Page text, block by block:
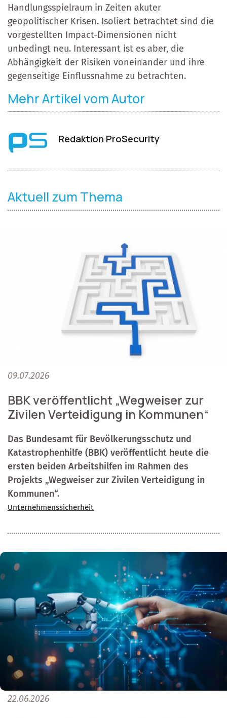
Handlungsspielraum in Zeiten akuter
geopolitischer Krisen. Isoliert betrachtet sind die
vorgestellten Impact-Dimensionen nicht
unbedingt neu. Interessant ist es aber, die
Abhängigkeit der Risiken voneinander und ihre
gegenseitige Einflussnahme zu betrachten.
Mehr Artikel vom Autor
Redaktion ProSecurity
Aktuell zum Thema
09.07.2026
BBK veröffentlicht „Wegweiser zur
Zivilen Verteidigung in Kommunen“
Das Bundesamt für Bevölkerungsschutz und
Katastrophenhilfe (BBK) veröffentlicht heute die
ersten beiden Arbeitshilfen im Rahmen des
Projekts „Wegweiser zur Zivilen Verteidigung in
Kommunen“.
Unternehmenssicherheit
22.06.2026